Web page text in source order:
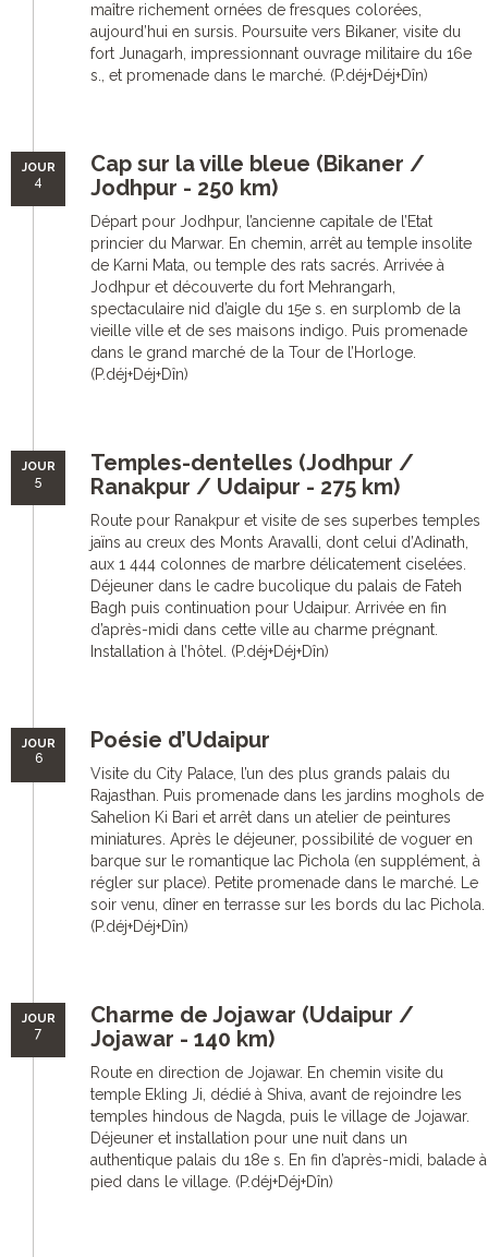
maître richement ornées de fresques colorées,
aujourd’hui en sursis. Poursuite vers Bikaner, visite du
fort Junagarh, impressionnant ouvrage militaire du 16e
s., et promenade dans le marché. (P.déj+Déj+Dîn)
JOUR
4
Cap sur la ville bleue (Bikaner /
Jodhpur - 250 km)
Départ pour Jodhpur, l’ancienne capitale de l’Etat
princier du Marwar. En chemin, arrêt au temple insolite
de Karni Mata, ou temple des rats sacrés. Arrivée à
Jodhpur et découverte du fort Mehrangarh,
spectaculaire nid d’aigle du 15e s. en surplomb de la
vieille ville et de ses maisons indigo. Puis promenade
dans le grand marché de la Tour de l’Horloge.
(P.déj+Déj+Dîn)
JOUR
5
Temples-dentelles (Jodhpur /
Ranakpur / Udaipur - 275 km)
Route pour Ranakpur et visite de ses superbes temples
jaïns au creux des Monts Aravalli, dont celui d’Adinath,
aux 1 444 colonnes de marbre délicatement ciselées.
Déjeuner dans le cadre bucolique du palais de Fateh
Bagh puis continuation pour Udaipur. Arrivée en fin
d’après-midi dans cette ville au charme prégnant.
Installation à l’hôtel. (P.déj+Déj+Dîn)
JOUR
6
Poésie d’Udaipur
Visite du City Palace, l’un des plus grands palais du
Rajasthan. Puis promenade dans les jardins moghols de
Sahelion Ki Bari et arrêt dans un atelier de peintures
miniatures. Après le déjeuner, possibilité de voguer en
barque sur le romantique lac Pichola (en supplément, à
régler sur place). Petite promenade dans le marché. Le
soir venu, dîner en terrasse sur les bords du lac Pichola.
(P.déj+Déj+Dîn)
JOUR
7
Charme de Jojawar (Udaipur /
Jojawar - 140 km)
Route en direction de Jojawar. En chemin visite du
temple Ekling Ji, dédié à Shiva, avant de rejoindre les
temples hindous de Nagda, puis le village de Jojawar.
Déjeuner et installation pour une nuit dans un
authentique palais du 18e s. En fin d’après-midi, balade à
pied dans le village. (P.déj+Déj+Dîn)